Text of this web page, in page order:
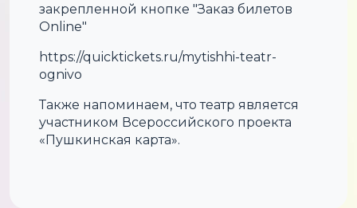
закрепленной кнопке "Заказ билетов
Online"
https://quicktickets.ru/mytishhi-teatr-
ognivo
Также напоминаем, что театр является
участником Всероссийского проекта
«Пушкинская карта».